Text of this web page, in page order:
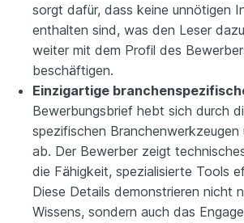
sorgt dafür, dass keine unnötigen
enthalten sind, was den Leser
weiter mit dem Profil des
beschäftigen.
Einzigartige
Bewerbungsbrief hebt sich durch
spezifischen
ab. Der Bewerber zeigt
die Fähigkeit, spezialisierte Tools
Diese Details demonstrieren nicht
Wissens, sondern auch das